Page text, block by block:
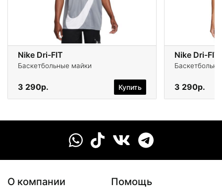
Nike Dri-FIT
Баскетбольные майки
3 290р. Купить
Nike Dri-FIT
3 290р.
О компании Помощь